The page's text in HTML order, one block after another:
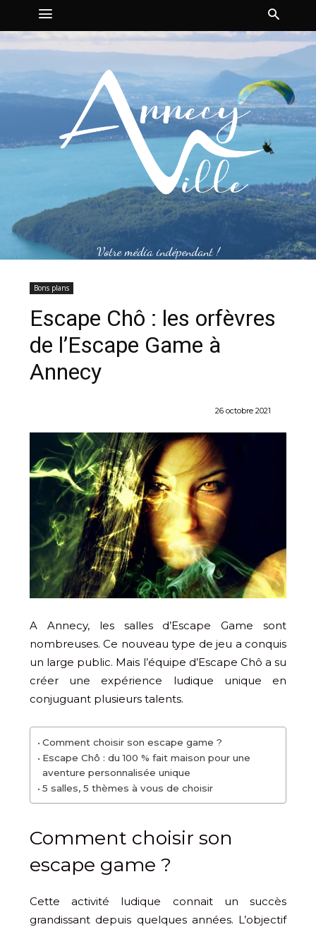
Votre média indépendant !
Bons plans
Escape Chô : les orfèvres
de l’Escape Game à
Annecy
26 octobre 2021
A Annecy, les salles d’Escape Game sont
nombreuses. Ce nouveau type de jeu a conquis
un large public. Mais l’équipe d’Escape Chô a su
créer une expérience ludique unique en
conjuguant plusieurs talents.
Comment choisir son escape game ?
Escape Chô : du 100 % fait maison pour une
aventure personnalisée unique
5 salles, 5 thèmes à vous de choisir
Comment choisir son
escape game ?
Cette activité ludique connait un succès
grandissant depuis quelques années. L’objectif